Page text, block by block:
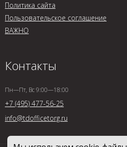
Политика сайта
Пользовательское соглашение
ВАЖНО
Контакты
Пн—Пт, Вс 9:00—18:00
+7 (495) 477-56-25
info@tdofficetorg.ru